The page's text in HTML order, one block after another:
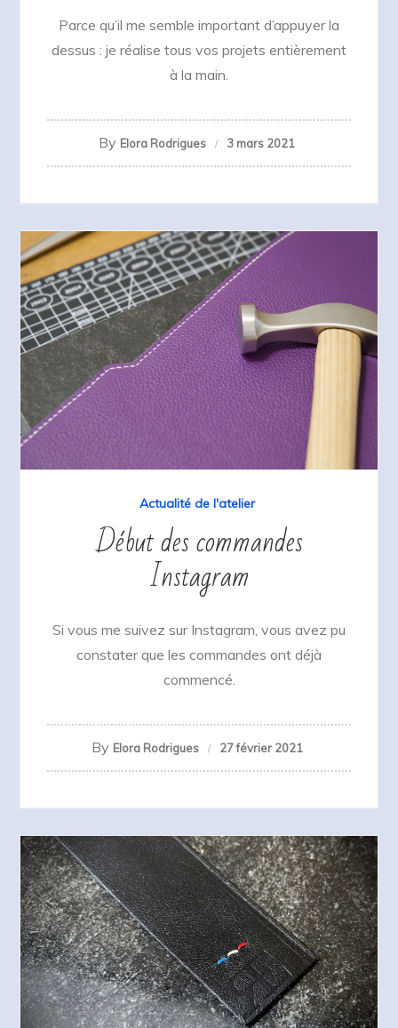
Parce qu’il me semble important d’appuyer la
dessus : je réalise tous vos projets entièrement
à la main.
By Elora Rodrigues 3 mars 2021
Actualité de l'atelier
Début des commandes
Instagram
Si vous me suivez sur Instagram, vous avez pu
constater que les commandes ont déjà
commencé.
By Elora Rodrigues 27 février 2021